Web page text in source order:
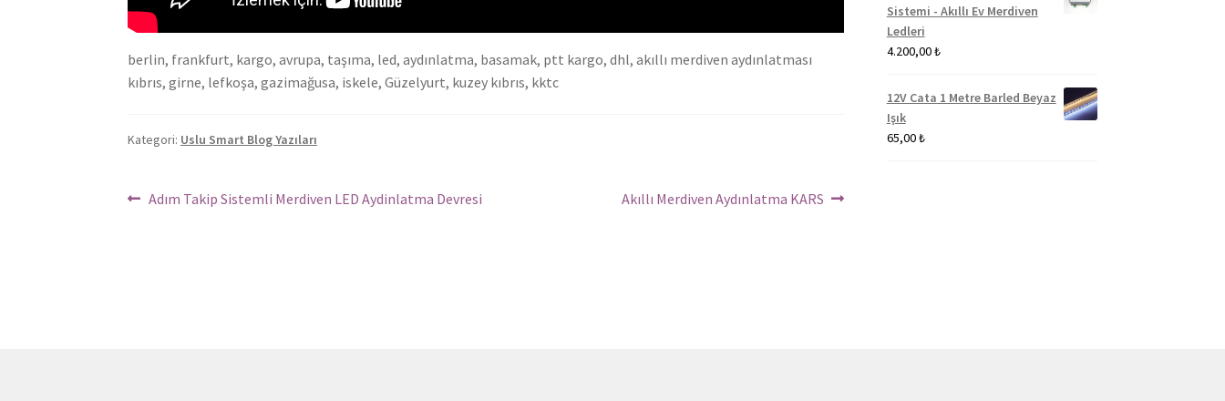
berlin, frankfurt, kargo, avrupa, taşıma, led, aydınlatma, basamak, ptt kargo, dhl, akıllı merdiven aydınlatması
kıbrıs, girne, lefkoşa, gazimağusa, iskele, Güzelyurt, kuzey kıbrıs, kktc
Kategori: Uslu Smart Blog Yazıları
Yazı
Önceki
Adım Takip Sistemli Merdiven LED Aydinlatma Devresi
Sonraki
Akıllı Merdiven Aydınlatma KARS
Sistemi - Akıllı Ev Merdiven
Ledleri
4.200,00₺
12V Cata 1 Metre Barled Beyaz
Işık
65,00₺